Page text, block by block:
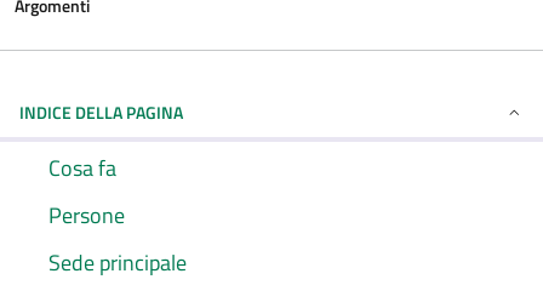
Argomenti
INDICE DELLA PAGINA
Cosa fa
Persone
Sede principale